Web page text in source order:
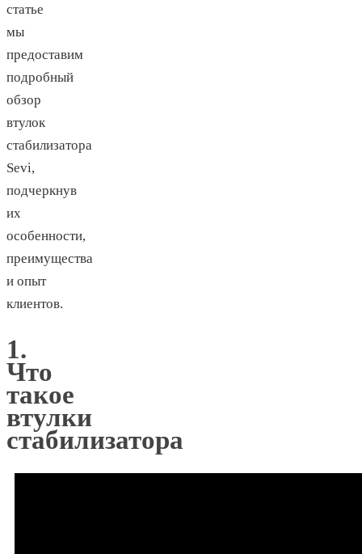
статье
мы
предоставим
подробный
обзор
втулок
стабилизатора
Sevi,
подчеркнув
их
особенности,
преимущества
и опыт
клиентов.
1.
Что
такое
втулки
стабилизатора